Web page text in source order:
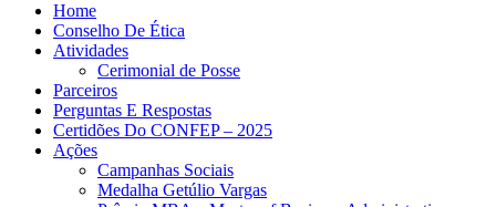
Home
Conselho De Ética
Atividades
Cerimonial de Posse
Parceiros
Perguntas E Respostas
Certidões Do CONFEP – 2025
Ações
Campanhas Sociais
Medalha Getúlio Vargas